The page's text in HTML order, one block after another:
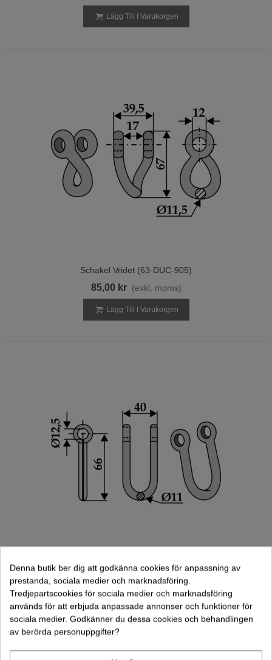
Lägg Till I Varukorgen
Schakel Vridet (63-DUC-905)
85,00 kr (exkl. moms)
Lägg Till I Varukorgen
Schakel (63-DUC-900)
62,00 kr (exkl. moms)
Lägg Till I Varukorgen
Denna butik ber dig att godkänna cookies för anpassning av
prestanda, sociala medier och marknadsföring.
Tredjepartscookies för sociala medier och marknadsföring
används för att erbjuda anpassade annonser och funktioner för
sociala medier. Godkänner du dessa cookies och behandlingen
av berörda personuppgifter?